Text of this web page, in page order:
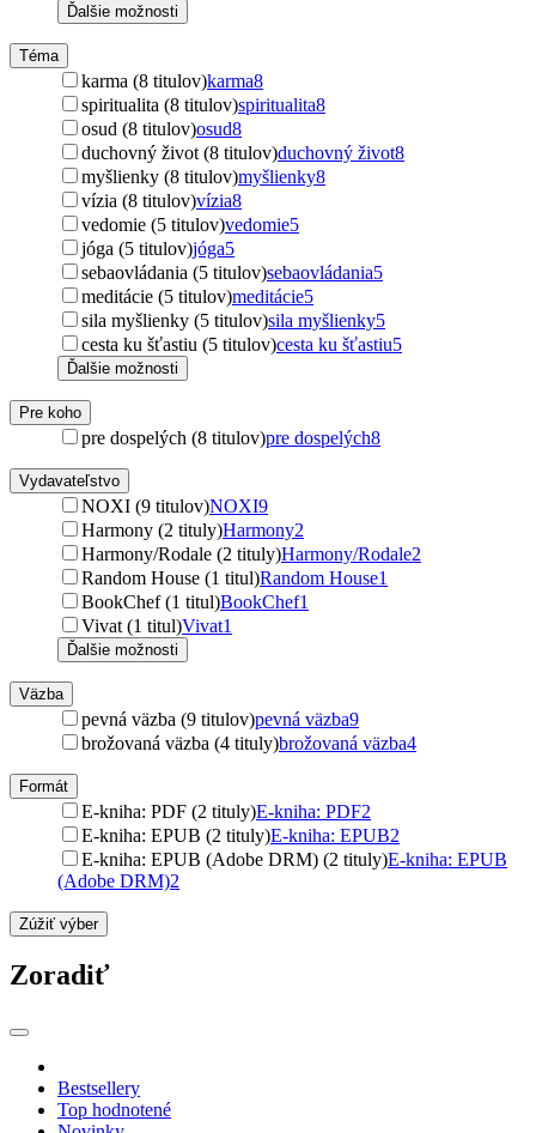
Ďalšie možnosti
Téma
karma (8 titulov)karma8
spiritualita (8 titulov)spiritualita8
osud (8 titulov)osud8
duchovný život (8 titulov)duchovný život8
myšlienky (8 titulov)myšlienky8
vízia (8 titulov)vízia8
vedomie (5 titulov)vedomie5
jóga (5 titulov)jóga5
sebaovládania (5 titulov)sebaovládania5
meditácie (5 titulov)meditácie5
sila myšlienky (5 titulov)sila myšlienky5
cesta ku šťastiu (5 titulov)cesta ku šťastiu5
Ďalšie možnosti
Pre koho
pre dospelých (8 titulov)pre dospelých8
Vydavateľstvo
NOXI (9 titulov)NOXI9
Harmony (2 tituly)Harmony2
Harmony/Rodale (2 tituly)Harmony/Rodale2
Random House (1 titul)Random House1
BookChef (1 titul)BookChef1
Vivat (1 titul)Vivat1
Ďalšie možnosti
Väzba
pevná väzba (9 titulov)pevná väzba9
brožovaná väzba (4 tituly)brožovaná väzba4
Formát
E-kniha: PDF (2 tituly)E-kniha: PDF2
E-kniha: EPUB (2 tituly)E-kniha: EPUB2
E-kniha: EPUB (Adobe DRM) (2 tituly)E-kniha: EPUB
(Adobe DRM)2
Zúžiť výber
Zoradiť
Bestsellery
Top hodnotené